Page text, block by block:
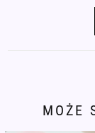
MOŻE